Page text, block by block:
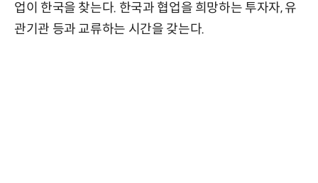
업이 한국을 찾는다. 한국과 협업을 희망하는 투자자, 유
관기관 등과 교류하는 시간을 갖는다.